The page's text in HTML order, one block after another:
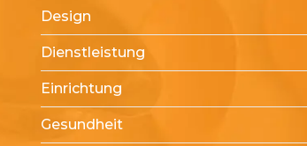
Design
Dienstleistung
Einrichtung
Gesundheit